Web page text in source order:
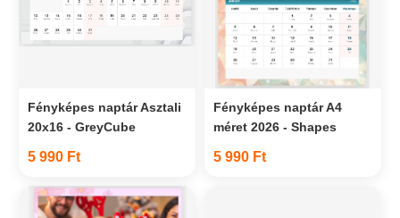
Fényképes naptár Asztali
20x16 - GreyCube
5 990 Ft
Fényképes naptár A4
méret 2026 - Shapes
5 990 Ft